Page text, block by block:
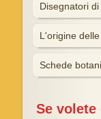
Disegnatori
L'origine
Schede
Se